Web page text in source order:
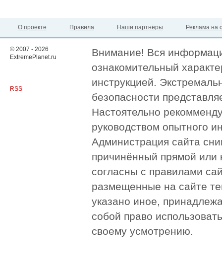
О проекте Правила Наши партнёры Реклама на
© 2007 - 2026
ExtremePlanet.ru
RSS
Внимание! Вся
ознакомительный
инструкцией.
безопасности
Настоятельно
руководством опытного
Администрация сайта
причинённый прямой или
согласны с правилами
размещенные на сайте
указано иное,
собой право
своему усмотрению.